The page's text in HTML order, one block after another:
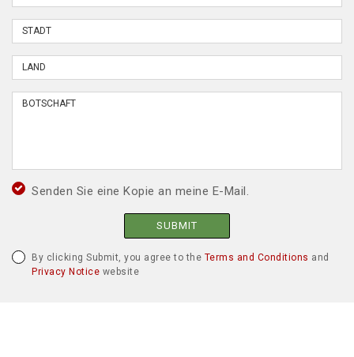
Senden Sie eine Kopie an meine E-Mail.
SUBMIT
By clicking Submit, you agree to the Terms and Conditions and
Privacy Notice website